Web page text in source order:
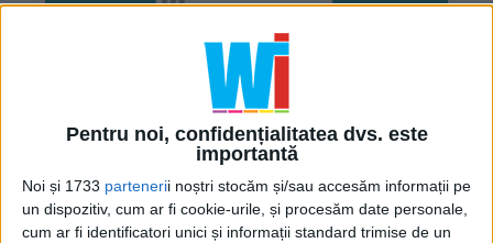
Pentru noi, confidențialitatea dvs. este
importantă
Noi și 1733 partenerii noștri stocăm și/sau accesăm informații pe
un dispozitiv, cum ar fi cookie-urile, și procesăm date personale,
cum ar fi identificatori unici și informații standard trimise de un
February 29, 2024
What is Google Consent Mode V2 and how is it implemented?